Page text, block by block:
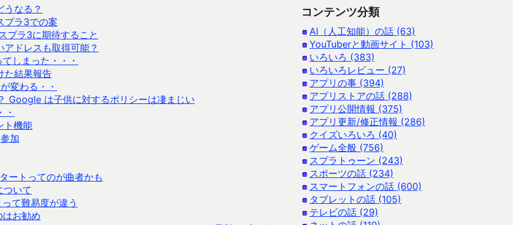
うなる？
プラ3での案
プラ3に期待すること
ドレスも取得可能？
しまった・・・
た結果報告
変わる・・
Google は子供に対するポリシーは凄まじい
ト機能
加
ートってのが曲者かも
いて
て難易度が違う
はお勧め
コンテンツ分類
AI（人工知能）の話 (63)
YouTuberと動画サイト (103)
いろいろ (383)
いろいろレビュー (27)
アプリの事 (394)
アプリストアの話 (288)
アプリ公開情報 (375)
アプリ更新/修正情報 (286)
クイズいろいろ (40)
ゲーム全般 (756)
スプラトゥーン (243)
スポーツの話 (234)
スマートフォンの話 (600)
タブレットの話 (105)
テレビの話 (29)